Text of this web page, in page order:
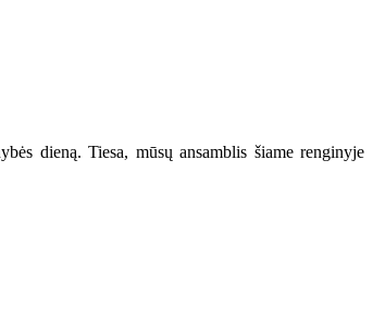
dieną. Tiesa, mūsų ansamblis šiame renginyje